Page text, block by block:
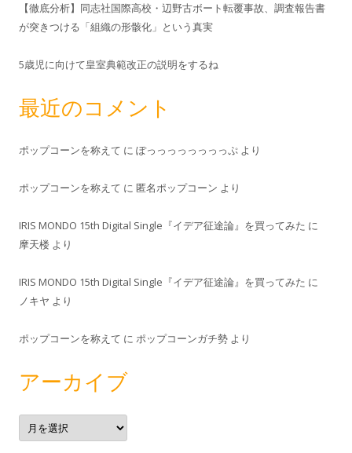
【徹底分析】同志社国際高校・辺野古ボート転覆事故、調査報告書
が突きつける「組織の形骸化」という真実
5歳児に向けて皇室典範改正の説明をするね
最近のコメント
ポップコーンを称えて に ぽっっっっっっっっぷ より
ポップコーンを称えて に 匿名ポップコーン より
IRIS MONDO 15th Digital Single『イデア征途論』を買ってみた に
摩天楼 より
IRIS MONDO 15th Digital Single『イデア征途論』を買ってみた に
ノキヤ より
ポップコーンを称えて に ポップコーンガチ勢 より
アーカイブ
ア
ー
カ